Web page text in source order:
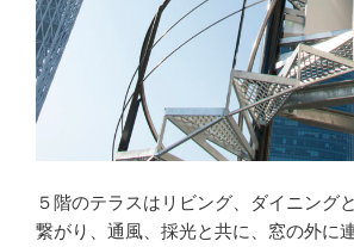
５階のテラスはリビング、ダイニング
繋がり、通風、採光と共に、窓の外に